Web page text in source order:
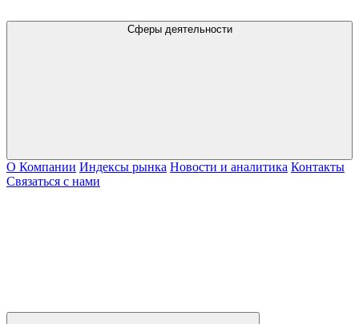
Сферы деятельности
О Компании Индексы рынка Новости и аналитика Контакты
Связаться с нами